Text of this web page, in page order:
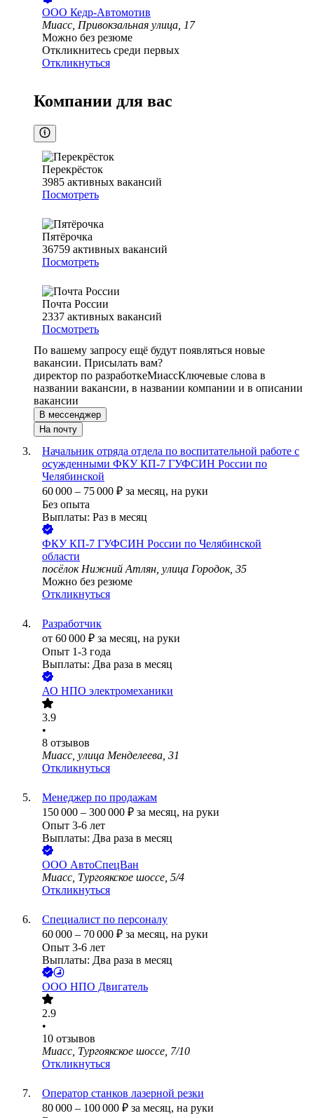
ООО Кедр-Автомотив
Миасс, Привокзальная улица, 17
Можно без резюме
Откликнитесь среди первых
Откликнуться
Компании для вас
Перекрёсток
3985 активных вакансий
Посмотреть
Пятёрочка
36759 активных вакансий
Посмотреть
Почта России
2337 активных вакансий
Посмотреть
По вашему запросу ещё будут появляться новые
вакансии. Присылать вам?
директор по разработкеМиассКлючевые слова в
названии вакансии, в названии компании и в описании
вакансии
В мессенджер
На почту
Начальник отряда отдела по воспитательной работе с
осужденными ФКУ КП-7 ГУФСИН России по
Челябинской
60 000 – 75 000 ₽ за месяц, на руки
Без опыта
Выплаты: Раз в месяц
ФКУ КП-7 ГУФСИН России по Челябинской
области
посёлок Нижний Атлян, улица Городок, 35
Можно без резюме
Откликнуться
Разработчик
от 60 000 ₽ за месяц, на руки
Опыт 1-3 года
Выплаты: Два раза в месяц
АО НПО электромеханики
3.9
•
8 отзывов
Миасс, улица Менделеева, 31
Откликнуться
Менеджер по продажам
150 000 – 300 000 ₽ за месяц, на руки
Опыт 3-6 лет
Выплаты: Два раза в месяц
ООО АвтоСпецВан
Миасс, Тургоякское шоссе, 5/4
Откликнуться
Специалист по персоналу
60 000 – 70 000 ₽ за месяц, на руки
Опыт 3-6 лет
Выплаты: Два раза в месяц
ООО НПО Двигатель
2.9
•
10 отзывов
Миасс, Тургоякское шоссе, 7/10
Откликнуться
Оператор станков лазерной резки
80 000 – 100 000 ₽ за месяц, на руки